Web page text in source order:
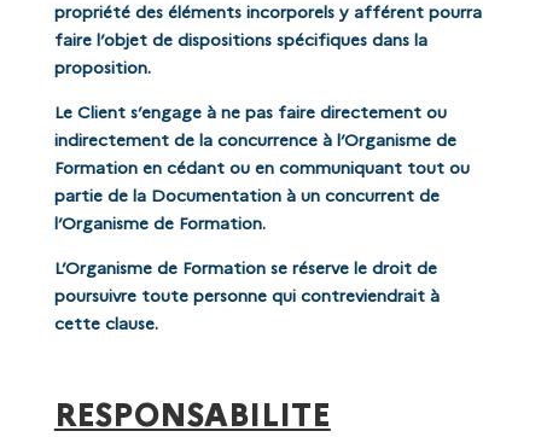
propriété des éléments incorporels y afférent pourra
faire l’objet de dispositions spécifiques dans la
proposition.
Le Client s’engage à ne pas faire directement ou
indirectement de la concurrence à l’Organisme de
Formation en cédant ou en communiquant tout ou
partie de la Documentation à un concurrent de
l’Organisme de Formation.
L’Organisme de Formation se réserve le droit de
poursuivre toute personne qui contreviendrait à
cette clause.
RESPONSABILITE